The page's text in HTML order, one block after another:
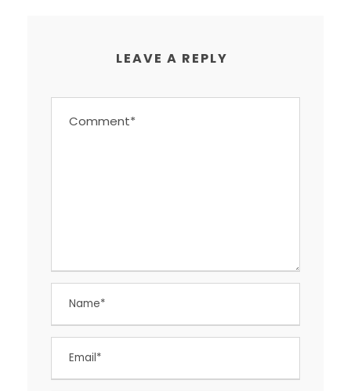
LEAVE A REPLY